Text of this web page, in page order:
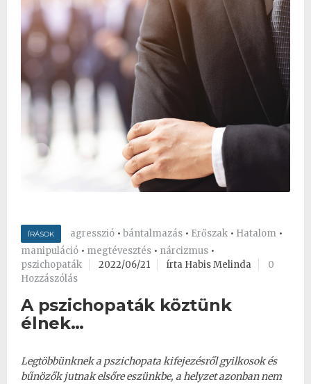
ÍRÁSOK agresszió • bántalmazás • Erőszak • Hatalom •
manipuláció • megtévesztés • nárcizmus •
pszichopaták
2022/06/21 írta Habis Melinda
0
Hozzászólás
A pszichopaták köztünk
élnek…
Legtöbbünknek a pszichopata kifejezésről gyilkosok és
bűnözők jutnak elsőre eszünkbe, a helyzet azonban nem